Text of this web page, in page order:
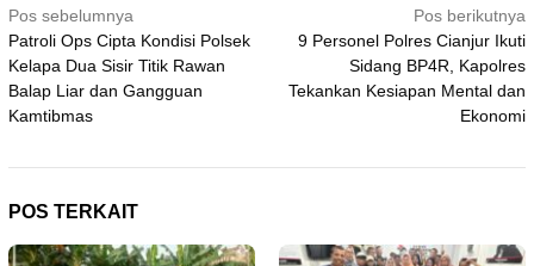
Navigasi
pos
Pos sebelumnya
Patroli Ops Cipta Kondisi Polsek
Kelapa Dua Sisir Titik Rawan
Balap Liar dan Gangguan
Kamtibmas
Pos berikutnya
9 Personel Polres Cianjur Ikuti
Sidang BP4R, Kapolres
Tekankan Kesiapan Mental dan
Ekonomi
POS TERKAIT